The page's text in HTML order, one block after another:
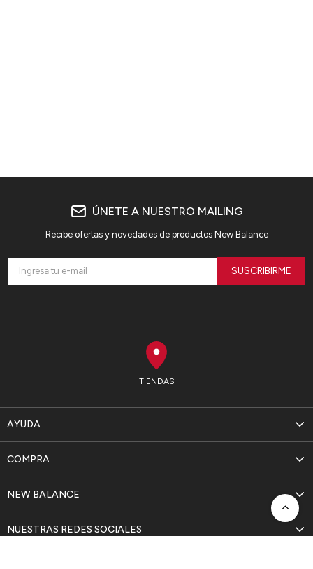
TIENDAS
AYUDA
NEW BALANCE
COMPRA
NUESTRAS REDES SOCIALES
ÚNETE A NUESTRO MAILING
Recibe ofertas y novedades de productos New Balance
SUSCRIBIRME